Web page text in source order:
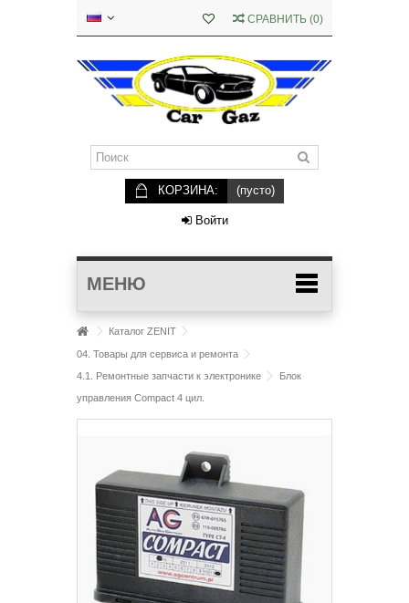
СРАВНИТЬ (0)
КОРЗИНА: (пусто)
Войти
МЕНЮ
Каталог ZENIT
04. Товары для сервиса и ремонта
4.1. Ремонтные запчасти к электронике
Блок
управления Compact 4 цил.